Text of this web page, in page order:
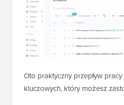
Oto praktyczny przepływ
kluczowych, który możesz